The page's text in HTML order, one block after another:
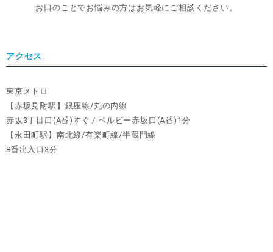
お口のことでお悩みの方はお気軽にご相談ください。
アクセス
東京メトロ
【赤坂見附駅】銀座線/丸の内線
赤坂3丁目口(A番)すぐ / ベルビー赤坂口(A番)1分
【永田町駅】南北線/有楽町線/半蔵門線
8番出入口3分